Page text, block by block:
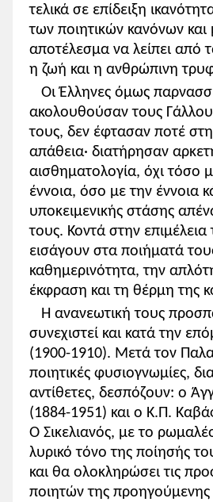
τελικά σε επίδειξη
των ποιητικών κανόνων
αποτέλεσμα να λείπει από
η ζωή και η ανθρώπινη
Οι Έλληνες όμως
ακολουθούσαν τους
τους, δεν έφτασαν ποτέ
απάθεια· διατήρησαν
αισθηματολογία, όχι τόσο
έννοια, όσο με την έννοια
υποκειμενικής στάσης
τους. Κοντά στην επιμέλεια
εισάγουν στα ποιήματά
καθημερινότητα, την
έκφραση και τη θέρμη της
Η ανανεωτική τους
συνεχιστεί και κατά την
(1900-1910). Μετά τον
ποιητικές φυσιογνωμίες,
αντίθετες, δεσπόζουν: ο
(1884-1951) και ο Κ.Π.
Ο Σικελιανός, με το
λυρικό τόνο της ποίησής
και θα ολοκληρώσει τις
ποιητών της προηγούμενης